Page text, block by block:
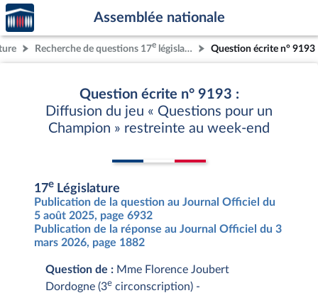
Aller au contenu
Aller en bas de la page
Accèder
à la
page
d'accueil
Assemblée nationale
Recherche de questions 17e législature Question écrite n° 9193
Question écrite n° 9193 :
Diffusion du jeu « Questions pour un
Champion » restreinte au week-end
17e Législature
Publication de la question au Journal Officiel du
5 août 2025, page 6932
Publication de la réponse au Journal Officiel du 3
mars 2026, page 1882
Question de : Mme Florence Joubert
Dordogne (3e circonscription) -